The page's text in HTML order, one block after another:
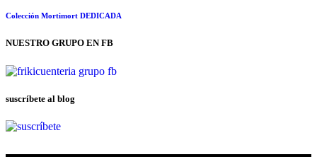
Colección Mortimort DEDICADA
NUESTRO GRUPO EN FB
suscríbete al blog